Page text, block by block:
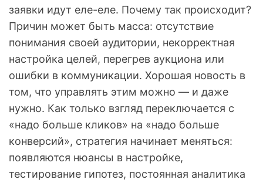
заявки идут еле-еле. Почему так происходит?
Причин может быть масса: отсутствие
понимания своей аудитории, некорректная
настройка целей, перегрев аукциона или
ошибки в коммуникации. Хорошая новость в
том, что управлять этим можно — и даже
нужно. Как только взгляд переключается с
«надо больше кликов» на «надо больше
конверсий», стратегия начинает меняться:
появляются нюансы в настройке,
тестирование гипотез, постоянная аналитика